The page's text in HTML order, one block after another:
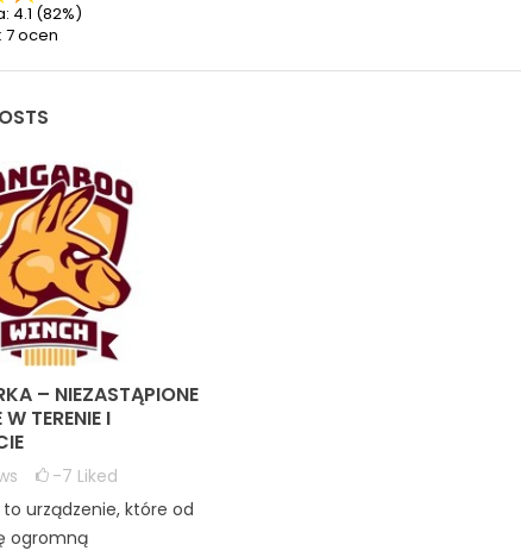
4.1 (82%)
7ocen
– NIEZASTĄPIONE
TERENIE I
-7 Liked
urządzenie, które od
ogromną